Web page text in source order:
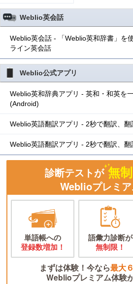
Weblio英会話
Weblio英会話 - 「Weblio英和辞書」を
ライン英会話
Weblio公式アプリ
Weblio英和辞典アプリ - 英和・和英を
(Android)
Weblio英語翻訳アプリ - 2秒で翻訳、
Weblio英語翻訳アプリ - 2秒で翻訳、
診断テストが 無
Weblioプレミ
単語帳への
登録数増加！
語彙力診断が
無制限！
まずは体験！今なら最大
Weblioプレミアム体験